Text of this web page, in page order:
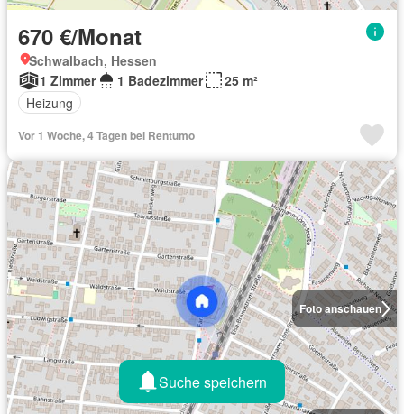
670 €/Monat
Schwalbach, Hessen
1 Zimmer
1 Badezimmer
25 m²
Heizung
Vor 1 Woche, 4 Tagen bei Rentumo
Foto anschauen
Suche speichern